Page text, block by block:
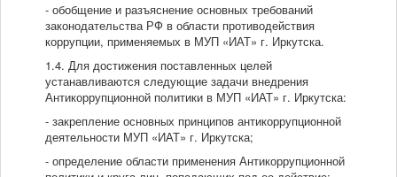
- обобщение и разъяснение основных требований
законодательства РФ в области противодействия
коррупции, применяемых в МУП «ИАТ» г. Иркутска.
1.4. Для достижения поставленных целей
устанавливаются следующие задачи внедрения
Антикоррупционной политики в МУП «ИАТ» г. Иркутска:
- закрепление основных принципов антикоррупционной
деятельности МУП «ИАТ» г. Иркутска;
- определение области применения Антикоррупционной